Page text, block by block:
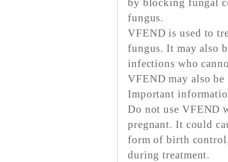
by blocking fungal
fungus.
VFEND is used to
fungus. It may also
infections who
VFEND may also
Important
Do not use VFEND
pregnant. It could
form of birth
during treatment.